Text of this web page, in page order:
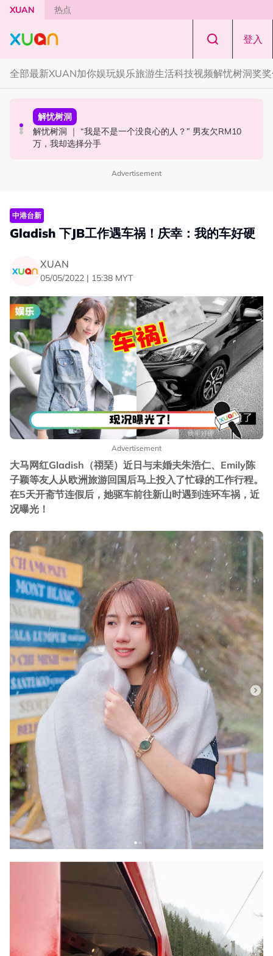
Skip to main content
XUAN 热点
登入
全部最新XUAN加你娱玩娱乐旅游生活科技视频解忧树洞奖
本地星闻
MandoWave Festival 强势登陆吉隆坡！8组嘉宾轮番登场
解忧树洞
解忧树洞 ｜ “我是不是一个没良心的人？” 男友欠RM10
万，我却选择分手
奖奖你
约你看！《揽佬-江船入海2026世界巡演 吉隆坡站》
Advertisement
中港台新
Gladish 下JB工作遇车祸！庆幸：我的车好硬
XUAN
05/05/2022 | 15:38 MYT
Advertisement
大马网红Gladish（祤琹）近日与未婚夫朱浩仁、Emily陈
子颖等友人从欧洲旅游回国后马上投入了忙碌的工作行程。
在5天开斋节连假后，她驱车前往新山时遇到连环车祸，近
况曝光！